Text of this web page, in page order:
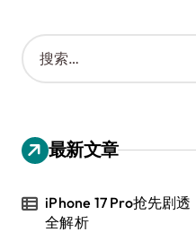
搜
索
：
最新文章
iPhone 17 Pro抢先剧
全解析